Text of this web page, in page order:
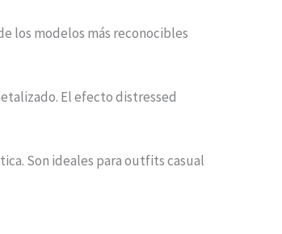
los modelos más reconocibles
El efecto distressed
Son ideales para outfits casual